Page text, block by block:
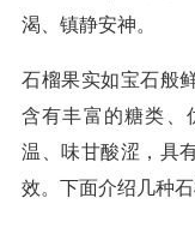
渴、镇静安神。
石榴果实如宝石般
含有丰富的糖类、
温、味甘酸涩，具
效。下面介绍几种